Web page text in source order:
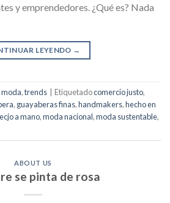
y emprendedores. ¿Qué es? Nada
LEYENDO →
moda,trends Etiquetadocomercio justo,
, guayaberas finas,handmakers,hecho en
a mano,moda nacional,moda sustentable,
ABOUT US
se pinta de rosa